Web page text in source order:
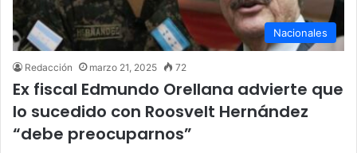
Nacionales
Redacción marzo 21, 2025 72
Ex fiscal Edmundo Orellana advierte que
lo sucedido con Roosvelt Hernández
“debe preocuparnos”